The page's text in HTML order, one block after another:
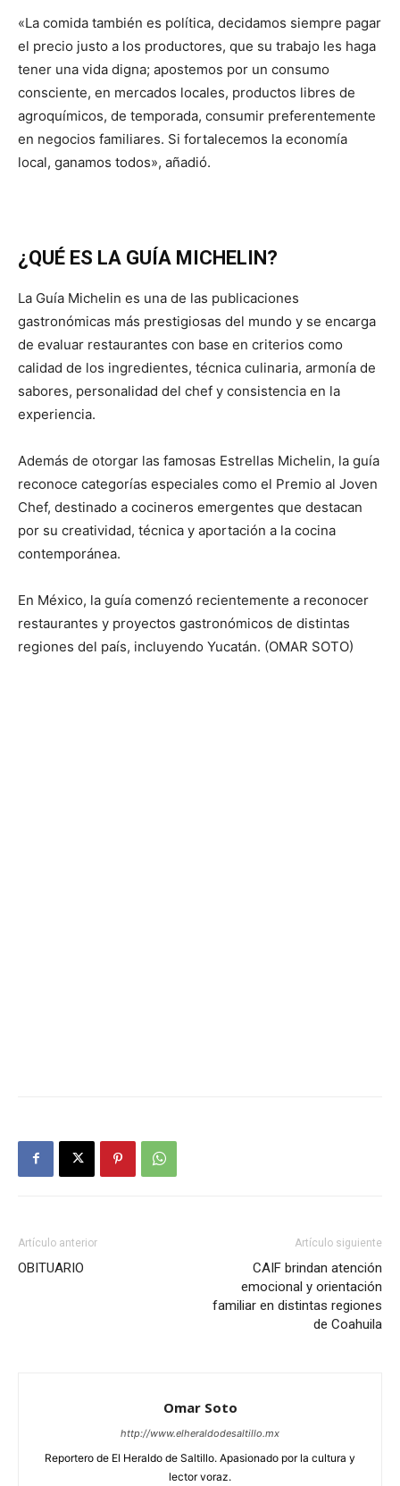
«La comida también es política, decidamos siempre pagar
el precio justo a los productores, que su trabajo les haga
tener una vida digna; apostemos por un consumo
consciente, en mercados locales, productos libres de
agroquímicos, de temporada, consumir preferentemente
en negocios familiares. Si fortalecemos la economía
local, ganamos todos», añadió.
¿QUÉ ES LA GUÍA MICHELIN?
La Guía Michelin es una de las publicaciones
gastronómicas más prestigiosas del mundo y se encarga
de evaluar restaurantes con base en criterios como
calidad de los ingredientes, técnica culinaria, armonía de
sabores, personalidad del chef y consistencia en la
experiencia.
Además de otorgar las famosas Estrellas Michelin, la guía
reconoce categorías especiales como el Premio al Joven
Chef, destinado a cocineros emergentes que destacan
por su creatividad, técnica y aportación a la cocina
contemporánea.
En México, la guía comenzó recientemente a reconocer
restaurantes y proyectos gastronómicos de distintas
regiones del país, incluyendo Yucatán. (OMAR SOTO)
Artículo anterior
OBITUARIO
Artículo siguiente
CAIF brindan atención
emocional y orientación
familiar en distintas regiones
de Coahuila
Omar Soto
http://www.elheraldodesaltillo.mx
Reportero de El Heraldo de Saltillo. Apasionado por la cultura y
lector voraz.